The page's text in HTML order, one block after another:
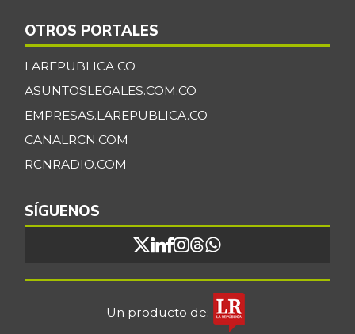
OTROS PORTALES
LAREPUBLICA.CO
ASUNTOSLEGALES.COM.CO
EMPRESAS.LAREPUBLICA.CO
CANALRCN.COM
RCNRADIO.COM
SÍGUENOS
Un producto de: